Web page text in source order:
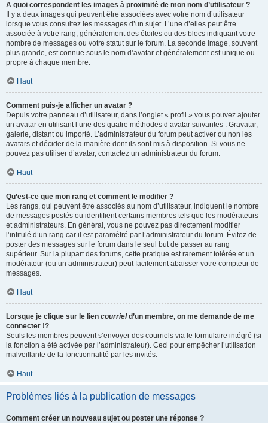
A quoi correspondent les images à proximité de mon nom d’utilisateur ?
Il y a deux images qui peuvent être associées avec votre nom d’utilisateur
lorsque vous consultez les messages d’un sujet. L’une d’elles peut être
associée à votre rang, généralement des étoiles ou des blocs indiquant votre
nombre de messages ou votre statut sur le forum. La seconde image, souvent
plus grande, est connue sous le nom d’avatar et généralement est unique ou
propre à chaque membre.
Haut
Comment puis-je afficher un avatar ?
Depuis votre panneau d’utilisateur, dans l’onglet « profil » vous pouvez ajouter
un avatar en utilisant l’une des quatre méthodes d’avatar suivantes : Gravatar,
galerie, distant ou importé. L’administrateur du forum peut activer ou non les
avatars et décider de la manière dont ils sont mis à disposition. Si vous ne
pouvez pas utiliser d’avatar, contactez un administrateur du forum.
Haut
Qu’est-ce que mon rang et comment le modifier ?
Les rangs, qui peuvent être associés au nom d’utilisateur, indiquent le nombre
de messages postés ou identifient certains membres tels que les modérateurs
et administrateurs. En général, vous ne pouvez pas directement modifier
l’intitulé d’un rang car il est paramétré par l’administrateur du forum. Évitez de
poster des messages sur le forum dans le seul but de passer au rang
supérieur. Sur la plupart des forums, cette pratique est rarement tolérée et un
modérateur (ou un administrateur) peut facilement abaisser votre compteur de
messages.
Haut
Lorsque je clique sur le lien courrield’un membre, on me demande de me
connecter !?
Seuls les membres peuvent s’envoyer des courriels via le formulaire intégré (si
la fonction a été activée par l’administrateur). Ceci pour empêcher l’utilisation
malveillante de la fonctionnalité par les invités.
Haut
Problèmes liés à la publication de messages
Comment créer un nouveau sujet ou poster une réponse ?